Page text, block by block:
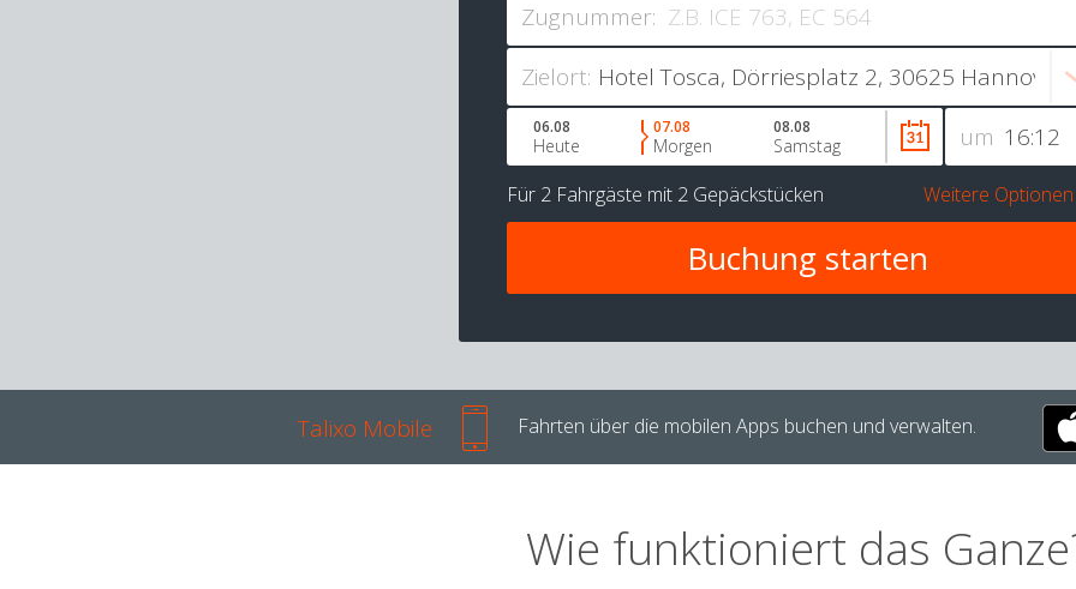
Zugnummer:
Zielort:
um
06.08
Heute
07.08
Morgen
08.08
Samstag
Für 2 Fahrgäste mit 2 Gepäckstücken Weitere Optionen
Talixo Mobile Fahrten über die mobilen Apps buchen und verwalten.
Wie funktioniert das